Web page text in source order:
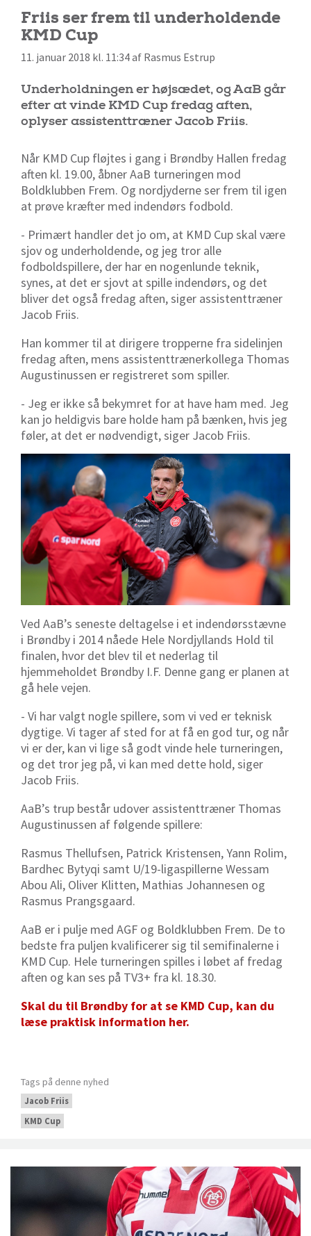
Friis ser frem til underholdende
KMD Cup
11. januar 2018 kl. 11:34 af Rasmus Estrup
Underholdningen er højsædet, og AaB går
efter at vinde KMD Cup fredag aften,
oplyser assistenttræner Jacob Friis.
Når KMD Cup fløjtes i gang i Brøndby Hallen fredag
aften kl. 19.00, åbner AaB turneringen mod
Boldklubben Frem. Og nordjyderne ser frem til igen
at prøve kræfter med indendørs fodbold.
- Primært handler det jo om, at KMD Cup skal være
sjov og underholdende, og jeg tror alle
fodboldspillere, der har en nogenlunde teknik,
synes, at det er sjovt at spille indendørs, og det
bliver det også fredag aften, siger assistenttræner
Jacob Friis.
Han kommer til at dirigere tropperne fra sidelinjen
fredag aften, mens assistenttrænerkollega Thomas
Augustinussen er registreret som spiller.
- Jeg er ikke så bekymret for at have ham med. Jeg
kan jo heldigvis bare holde ham på bænken, hvis jeg
føler, at det er nødvendigt, siger Jacob Friis.
Ved AaB’s seneste deltagelse i et indendørsstævne
i Brøndby i 2014 nåede Hele Nordjyllands Hold til
finalen, hvor det blev til et nederlag til
hjemmeholdet Brøndby I.F. Denne gang er planen at
gå hele vejen.
- Vi har valgt nogle spillere, som vi ved er teknisk
dygtige. Vi tager af sted for at få en god tur, og når
vi er der, kan vi lige så godt vinde hele turneringen,
og det tror jeg på, vi kan med dette hold, siger
Jacob Friis.
AaB’s trup består udover assistenttræner Thomas
Augustinussen af følgende spillere:
Rasmus Thellufsen, Patrick Kristensen, Yann Rolim,
Bardhec Bytyqi samt U/19-ligaspillerne Wessam
Abou Ali, Oliver Klitten, Mathias Johannesen og
Rasmus Prangsgaard.
AaB er i pulje med AGF og Boldklubben Frem. De to
bedste fra puljen kvalificerer sig til semifinalerne i
KMD Cup. Hele turneringen spilles i løbet af fredag
aften og kan ses på TV3+ fra kl. 18.30.
Skal du til Brøndby for at se KMD Cup, kan du
læse praktisk information her.
Tags på denne nyhed
Jacob Friis
KMD Cup